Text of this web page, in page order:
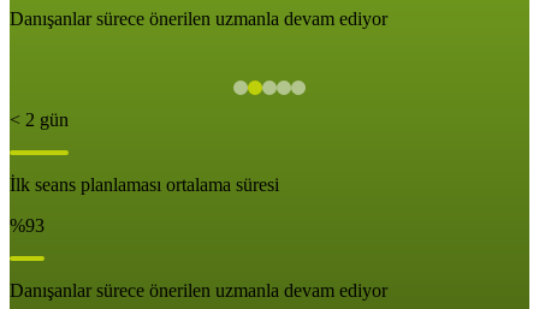
Danışanlar sürece önerilen uzmanla devam ediyor
< 2 gün
İlk seans planlaması ortalama süresi
%93
Danışanlar sürece önerilen uzmanla devam ediyor